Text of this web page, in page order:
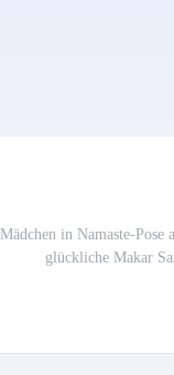
Mädchen in Namaste-
glückliche Makar